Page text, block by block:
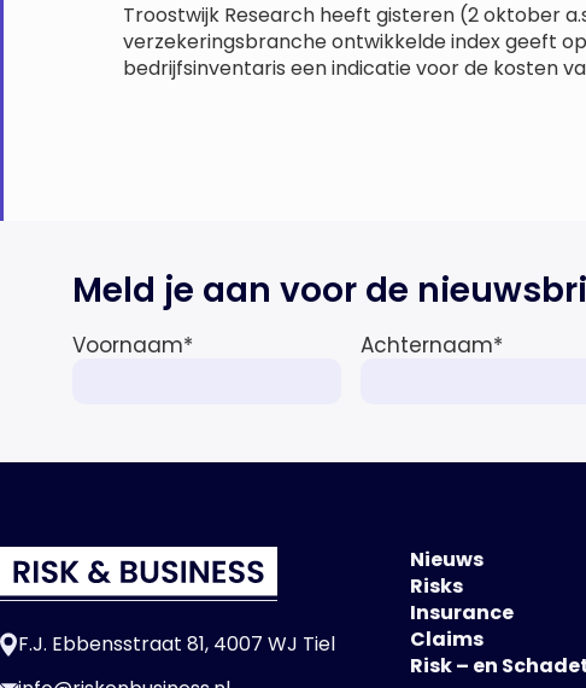
Troostwijk Research heeft gisteren (2 oktober
verzekeringsbranche ontwikkelde index geeft
bedrijfsinventaris een indicatie voor de kosten
Meld je aan voor de
Voornaam* Achternaam*
F.J. Ebbensstraat 81, 4007 WJ Tiel
Nieuws
Risks
Insurance
Claims
Risk – en